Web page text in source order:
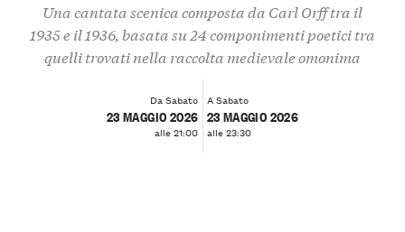
Una cantata scenica composta da Carl Orff tra il
1935 e il 1936, basata su 24 componimenti poetici tra
quelli trovati nella raccolta medievale omonima
Da Sabato
23 MAGGIO 2026
alle 21:00
A Sabato
23 MAGGIO 2026
alle 23:30